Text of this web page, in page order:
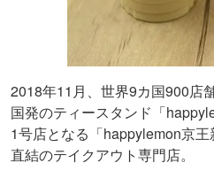
2018年11月、世界9カ国900店
国発のティースタンド「
1号店となる「happylemon京
直結のテイクアウト専門店。